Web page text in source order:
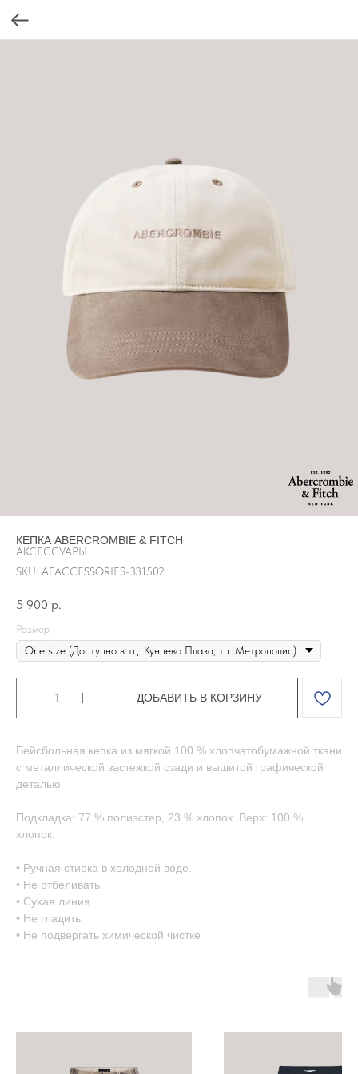
КЕПКА ABERCROMBIE & FITCH
АКСЕССУАРЫ
SKU: AFACCESSORIES-331502
5 900 р.
Размер
ДОБАВИТЬ В КОРЗИНУ
Бейсбольная кепка из мягкой 100 % хлопчатобумажной ткани
с металлической застежкой сзади и вышитой графической
деталью
Подкладка: 77 % полиэстер, 23 % хлопок. Верх: 100 %
хлопок.
• Ручная стирка в холодной воде.
• Не отбеливать
• Сухая линия
• Не гладить
• Не подвергать химической чистке